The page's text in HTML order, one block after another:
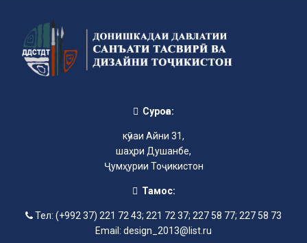
Суроға:
кӯчаи Айни 31,
шаҳри Душанбе,
Ҷумҳурии Тоҷикистон
Тамос:
Тел: (+992 37) 221 72 43; 221 72 37; 227 58 77; 227 58 73
Email: design_2013@list.ru